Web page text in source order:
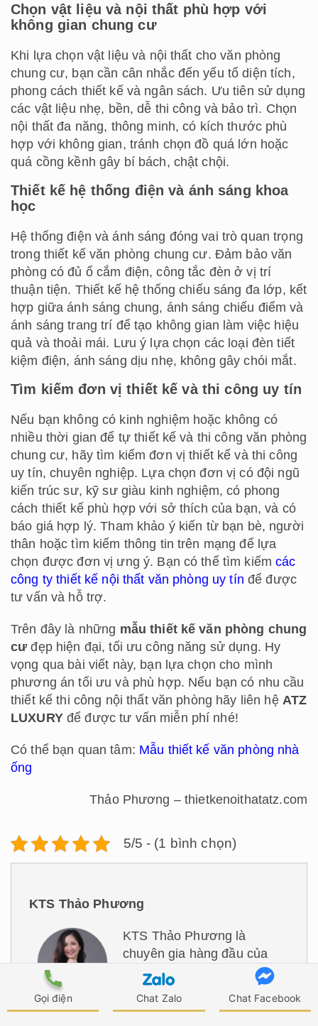
Gọi điện Chat Zalo Chat Facebook
Chọn vật liệu và nội thất phù hợp với
không gian chung cư
Khi lựa chọn vật liệu và nội thất cho văn phòng
chung cư, bạn cần cân nhắc đến yếu tố diện tích,
phong cách thiết kế và ngân sách. Ưu tiên sử dụng
các vật liệu nhẹ, bền, dễ thi công và bảo trì. Chọn
nội thất đa năng, thông minh, có kích thước phù
hợp với không gian, tránh chọn đồ quá lớn hoặc
quá cồng kềnh gây bí bách, chật chội.
Thiết kế hệ thống điện và ánh sáng khoa
học
Hệ thống điện và ánh sáng đóng vai trò quan trọng
trong thiết kế văn phòng chung cư. Đảm bảo văn
phòng có đủ ổ cắm điện, công tắc đèn ở vị trí
thuận tiện. Thiết kế hệ thống chiếu sáng đa lớp, kết
hợp giữa ánh sáng chung, ánh sáng chiếu điểm và
ánh sáng trang trí để tạo không gian làm việc hiệu
quả và thoải mái. Lưu ý lựa chọn các loại đèn tiết
kiệm điện, ánh sáng dịu nhẹ, không gây chói mắt.
Tìm kiếm đơn vị thiết kế và thi công uy tín
Nếu bạn không có kinh nghiệm hoặc không có
nhiều thời gian để tự thiết kế và thi công văn phòng
chung cư, hãy tìm kiếm đơn vị thiết kế và thi công
uy tín, chuyên nghiệp. Lựa chọn đơn vị có đội ngũ
kiến trúc sư, kỹ sư giàu kinh nghiệm, có phong
cách thiết kế phù hợp với sở thích của bạn, và có
báo giá hợp lý. Tham khảo ý kiến từ bạn bè, người
thân hoặc tìm kiếm thông tin trên mạng để lựa
chọn được đơn vị ưng ý. Bạn có thể tìm kiếmcác
công ty thiết kế nội thất văn phòng uy tín để được
tư vấn và hỗ trợ.
Trên đây là những mẫu thiết kế văn phòng chung
cư đẹp hiện đại, tối ưu công năng sử dụng. Hy
vọng qua bài viết này, bạn lựa chọn cho mình
phương án tối ưu và phù hợp. Nếu bạn có nhu cầu
thiết kế thi công nội thất văn phòng hãy liên hệ ATZ
LUXURYđể được tư vấn miễn phí nhé!
Có thể bạn quan tâm: Mẫu thiết kế văn phòng nhà
ống
Thảo Phương – thietkenoithatatz.com
5/5 - (1 bình chọn)
KTS Thảo Phương
KTS Thảo Phương là
chuyên gia hàng đầu của
ATZ LUXURY với hơn 15
năm kinh nghiệm trong lĩnh
vực thiết kế và thi công nội thất.